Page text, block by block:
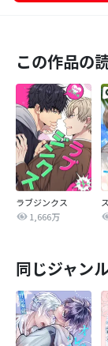
この作品の
ラブジンクス
1,666万
同じジャン